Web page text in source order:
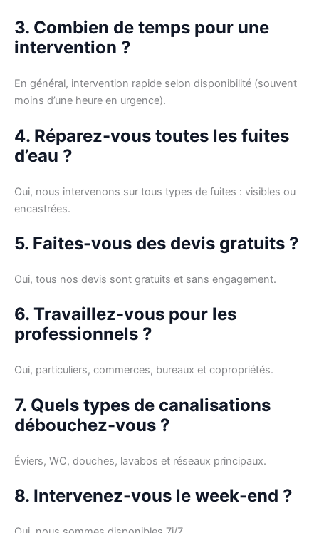
3. Combien de temps pour une
intervention ?
En général, intervention rapide selon disponibilité (souvent
moins d’une heure en urgence).
4. Réparez-vous toutes les fuites
d’eau ?
Oui, nous intervenons sur tous types de fuites : visibles ou
encastrées.
5. Faites-vous des devis gratuits ?
Oui, tous nos devis sont gratuits et sans engagement.
6. Travaillez-vous pour les
professionnels ?
Oui, particuliers, commerces, bureaux et copropriétés.
7. Quels types de canalisations
débouchez-vous ?
Éviers, WC, douches, lavabos et réseaux principaux.
8. Intervenez-vous le week-end ?